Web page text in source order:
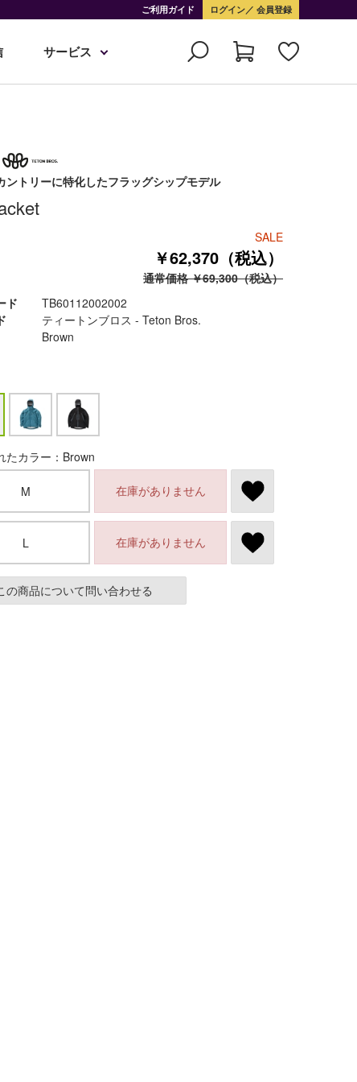
ご利用ガイド ログイン 会員登録
サービス
ントリーに特化したフラッグシップモデル
SALE
￥62,370（税込）
通常価格 ￥69,300（税込）
ド
TB60112002002
ティートンブロス - Teton Bros.
Brown
たカラー：Brown
M 在庫がありません
L 在庫がありません
の商品について問い合わせる